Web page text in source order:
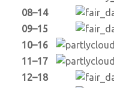
08–14
09–15
10–16
11–17
12–18